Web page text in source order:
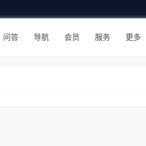
问答 导航 会员 服务 更多